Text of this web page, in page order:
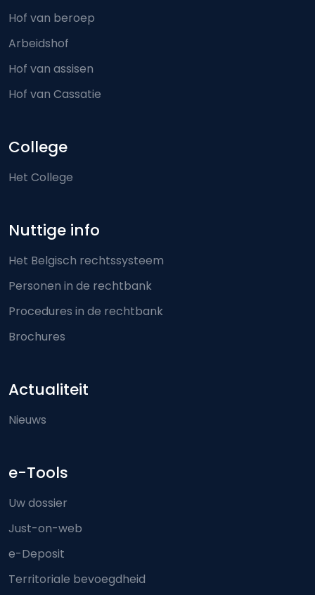
Hof van beroep
Arbeidshof
Hof van assisen
Hof van Cassatie
College
Het College
Nuttige info
Het Belgisch rechtssysteem
Personen in de rechtbank
Procedures in de rechtbank
Brochures
Actualiteit
Nieuws
e-Tools
Uw dossier
Just-on-web
e-Deposit
Territoriale bevoegdheid